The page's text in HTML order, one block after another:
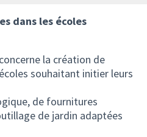
dans les écoles
la création de
souhaitant initier leurs
de fournitures
de jardin adaptées